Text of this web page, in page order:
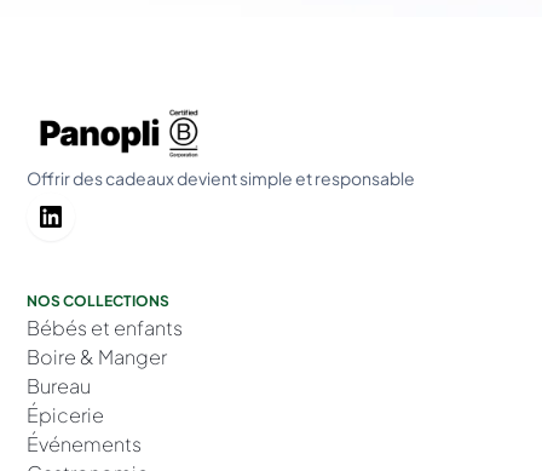
Offrir des cadeaux devient simple et responsable
NOS COLLECTIONS
Bébés et enfants
Boire & Manger
Bureau
Épicerie
Événements